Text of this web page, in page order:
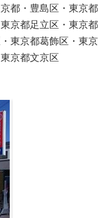
都・豊島区・東京都
京都足立区・東京都
東京都葛飾区・東京
京都文京区